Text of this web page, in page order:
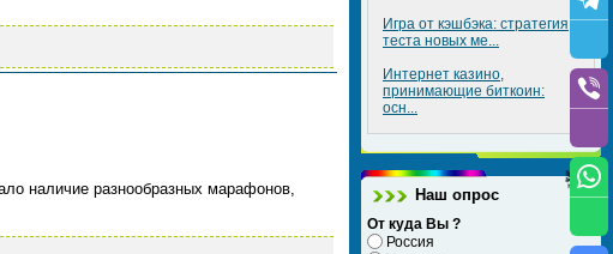
наличие разнообразных марафонов,
Игра от кэшбэка: стратегия
теста новых ме...
Интернет казино,
принимающие биткоин:
осн...
Наш опрос
От куда Вы ?
Россия